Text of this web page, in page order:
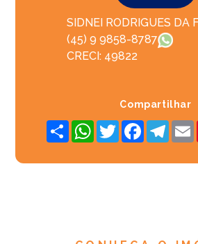
SIDNEI RODRIGUES DA
(45) 9 9858-8787
CRECI: 49822
Compartilhar
Share WhatsApp
TwitterFacebook